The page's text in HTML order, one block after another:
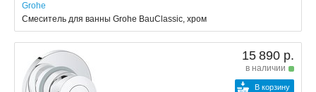
Grohe
Смеситель для ванны Grohe BauClassic, хром
15 890 р.
в наличии
В корзину